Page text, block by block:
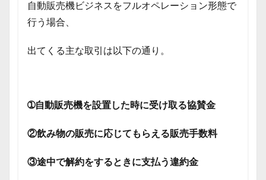
自動販売機ビジネスをフルオペレーション形態で
行う場合、
出てくる主な取引は以下の通り。
➀自動販売機を設置した時に受け取る協賛金
②飲み物の販売に応じてもらえる販売手数料
③途中で解約をするときに支払う違約金